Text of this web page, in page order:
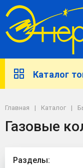
Каталог
Главная Каталог
Газовые
Разделы: